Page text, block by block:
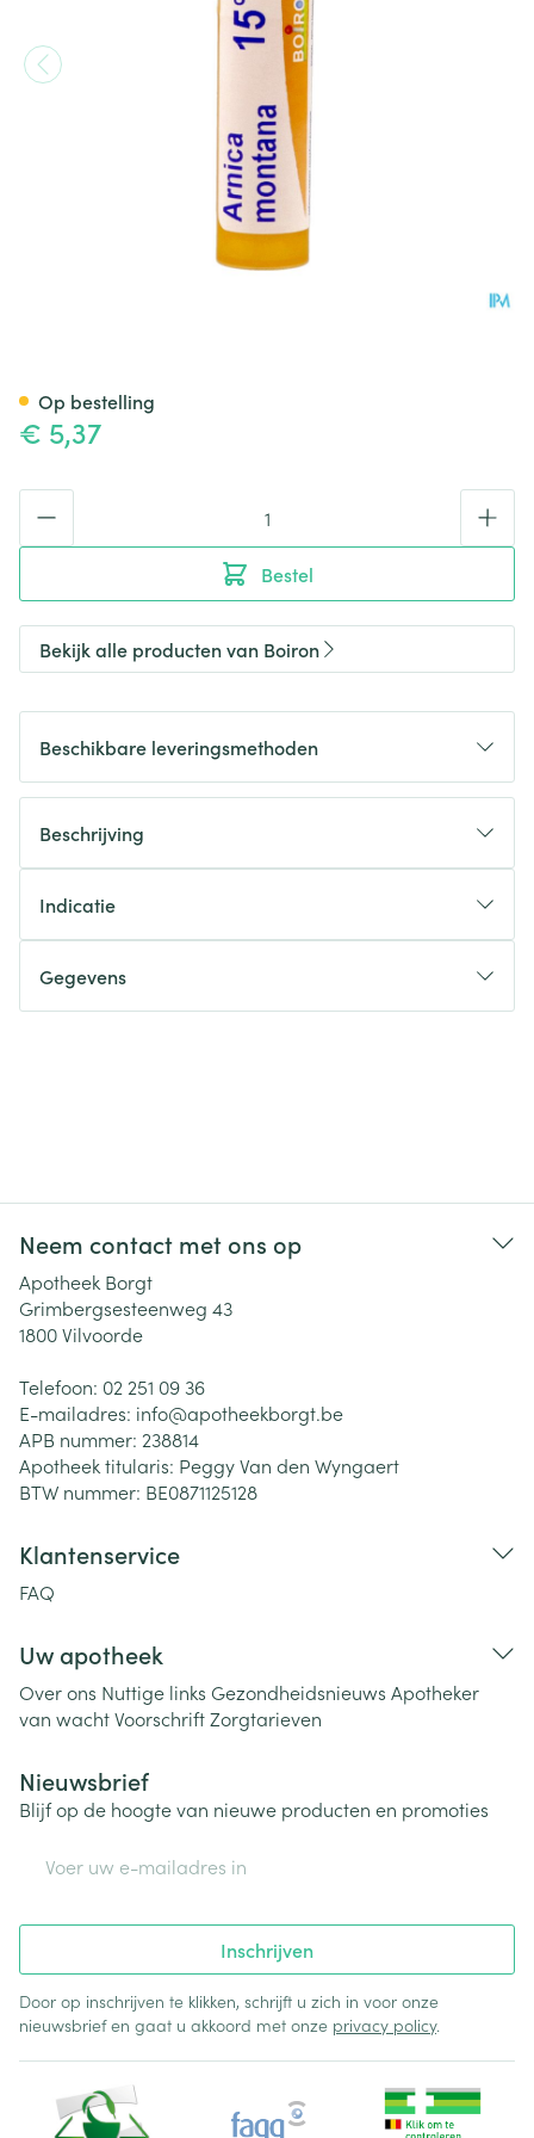
€ 5,37
Bestel
Op bestelling
Bekijk alle producten van Boiron
Beschikbare leveringsmethoden
Beschrijving
Indicatie
Gegevens
Neem contact met ons op
Apotheek Borgt
Grimbergsesteenweg 43
1800Vilvoorde
Telefoon: 02 251 09 36
E-mailadres: info@apotheekborgt.be
APB nummer: 238814
Apotheek titularis: Peggy Van den Wyngaert
BTW nummer: BE0871125128
Klantenservice
FAQ
Uw apotheek
Over ons Nuttige links Gezondheidsnieuws Apotheker
van wachtVoorschriftZorgtarieven
Nieuwsbrief
Blijf op de hoogte van nieuwe producten en promoties
Inschrijven
Door op inschrijven te klikken, schrijft u zich in voor onze
nieuwsbrief en gaat u akkoord met onze privacy policy.